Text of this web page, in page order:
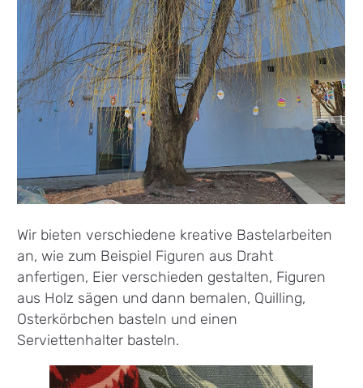
Wir bieten verschiedene kreative Bastelarbeiten
an, wie zum Beispiel Figuren aus Draht
anfertigen, Eier verschieden gestalten, Figuren
aus Holz sägen und dann bemalen, Quilling,
Osterkörbchen basteln und einen
Serviettenhalter basteln.